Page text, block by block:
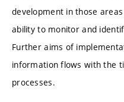
development in those
ability to monitor and
Further aims of
information flows with the
processes.